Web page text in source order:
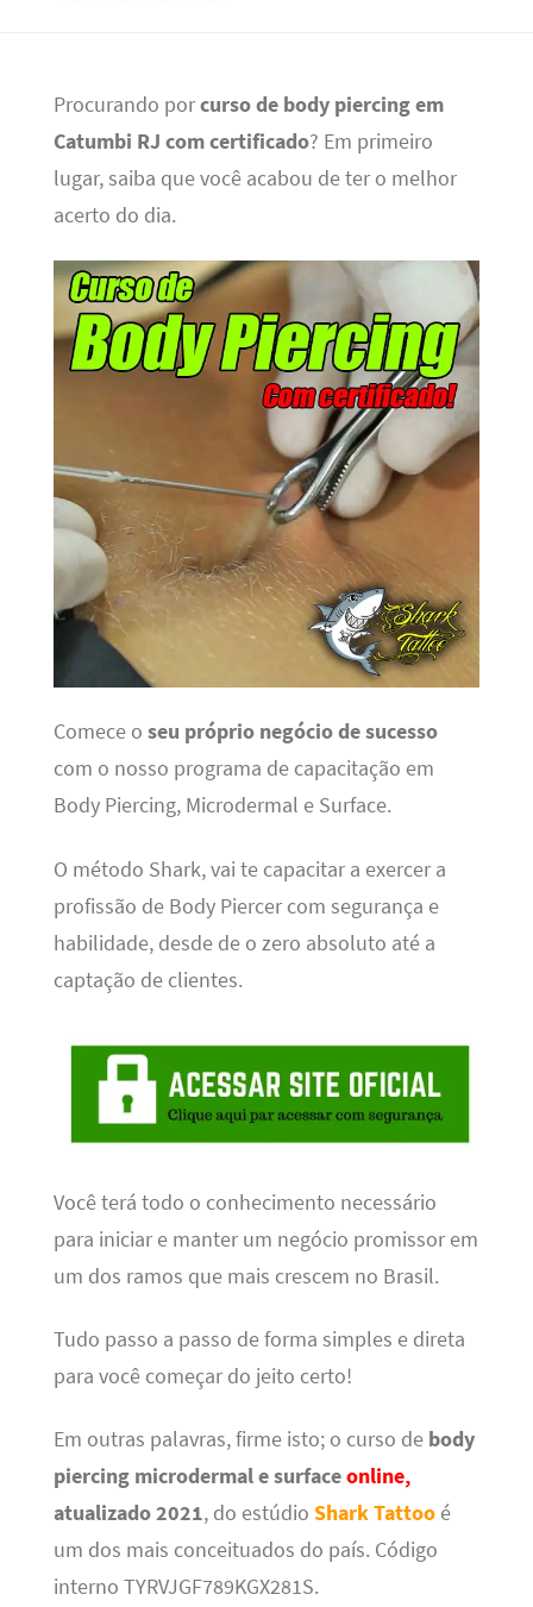
Procurando porcurso de body piercing em
Catumbi RJ com certificado? Em primeiro
lugar, saiba que você acabou de ter o melhor
acerto do dia.
Comece o seu próprio negócio de sucesso
com o nosso programa de capacitação em
Body Piercing, Microdermal e Surface.
O método Shark, vai te capacitar a exercer a
profissão de Body Piercer com segurança e
habilidade, desde de o zero absoluto até a
captação de clientes.
Você terá todo o conhecimento necessário
para iniciar e manter um negócio promissor em
um dos ramos que mais crescem no Brasil.
Tudo passo a passo de forma simples e direta
para você começar do jeito certo!
Em outras palavras, firme isto; o curso de body
piercing microdermal e surfaceonline,
atualizado 2021, do estúdio Shark Tattooé
um dos mais conceituados do país. Código
interno TYRVJGF789KGX281S.